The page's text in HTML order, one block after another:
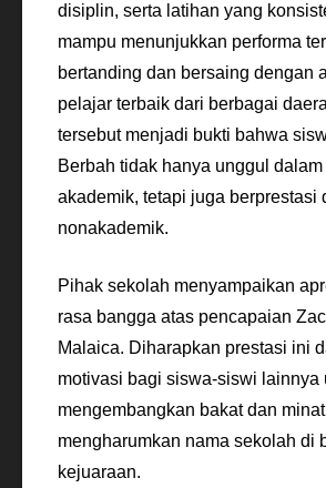
disiplin, serta latihan yang
mampu menunjukkan performa
bertanding dan bersaing dengan
pelajar terbaik dari berbagai
tersebut menjadi bukti bahwa
Berbah tidak hanya unggul
akademik, tetapi juga berprestasi
nonakademik.
Pihak sekolah menyampaikan
rasa bangga atas pencapaian
Malaica. Diharapkan prestasi ini
motivasi bagi siswa-siswi lainnya
mengembangkan bakat dan
mengharumkan nama sekolah di
kejuaraan.